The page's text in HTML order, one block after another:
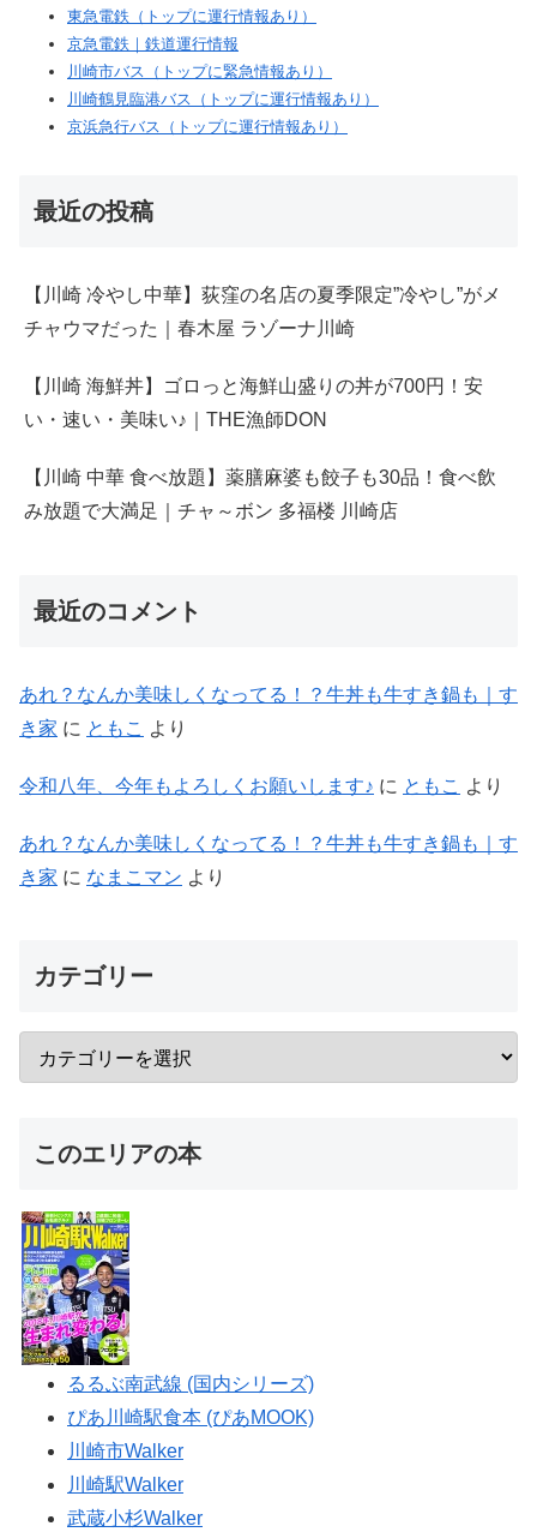
東急電鉄（トップに運行情報あり）
京急電鉄｜鉄道運行情報
川崎市バス（トップに緊急情報あり）
川崎鶴見臨港バス（トップに運行情報あり）
京浜急行バス（トップに運行情報あり）
最近の投稿
【川崎 冷やし中華】荻窪の名店の夏季限定”冷やし”がメ
チャウマだった｜春木屋 ラゾーナ川崎
【川崎 海鮮丼】ゴロっと海鮮山盛りの丼が700円！安
い・速い・美味い♪｜THE漁師DON
【川崎 中華 食べ放題】薬膳麻婆も餃子も30品！食べ飲
み放題で大満足｜チャ～ボン 多福楼 川崎店
最近のコメント
あれ？なんか美味しくなってる！？牛丼も牛すき鍋も｜す
き家 に ともこ より
令和八年、今年もよろしくお願いします♪ に ともこ より
あれ？なんか美味しくなってる！？牛丼も牛すき鍋も｜す
き家 に なまこマン より
カテゴリー
このエリアの本
るるぶ南武線 (国内シリーズ)
ぴあ川崎駅食本 (ぴあMOOK)
川崎市Walker
川崎駅Walker
武蔵小杉Walker